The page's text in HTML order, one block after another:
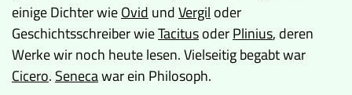
einige Dichter wieOvid undVergil oder
Geschichtsschreiber wieTacitusoderPlinius, deren
Werke wir noch heute lesen. Vielseitig begabt war
Cicero. Senecawar ein Philosoph.